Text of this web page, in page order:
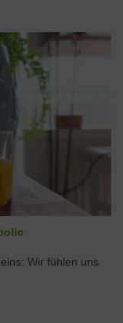
Wir fühlen uns